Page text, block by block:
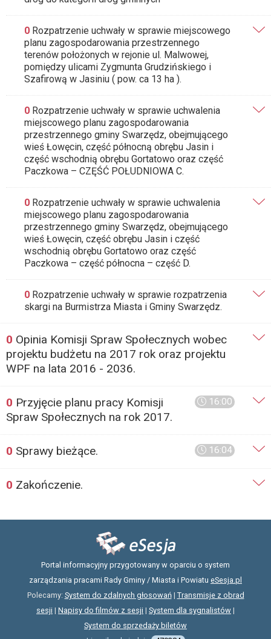
0 Rozpatrzenie uchwały w sprawie miejscowego
planu zagospodarowania przestrzennego
terenów położonych w rejonie ul. Malwowej,
pomiędzy ulicami Zygmunta Grudzińskiego i
Szafirową w Jasiniu ( pow. ca 13 ha ).
0 Rozpatrzenie uchwały w sprawie uchwalenia
miejscowego planu zagospodarowania
przestrzennego gminy Swarzędz, obejmującego
wieś Łowęcin, część północną obrębu Jasin i
część wschodnią obrębu Gortatowo oraz część
Paczkowa – CZĘŚĆ POŁUDNIOWA C.
0 Rozpatrzenie uchwały w sprawie uchwalenia
miejscowego planu zagospodarowania
przestrzennego gminy Swarzędz, obejmującego
wieś Łowęcin, część obrębu Jasin i część
wschodnią obrębu Gortatowo oraz część
Paczkowa – część północna – część D.
0 Rozpatrzenie uchwały w sprawie rozpatrzenia
skargi na Burmistrza Miasta i Gminy Swarzędz.
0 Opinia Komisji Spraw Społecznych wobec
projektu budżetu na 2017 rok oraz projektu
WPF na lata 2016 - 2036.
16:00
0 Przyjęcie planu pracy Komisji
Spraw Społecznych na rok 2017.
16:04
0 Sprawy bieżące.
0 Zakończenie.
Portal informacyjny przygotowany w oparciu o system
zarządzania pracami Rady Gminy / Miasta i Powiatu eSesja.pl
Polecamy: System do zdalnych głosowań| Transmisje z obrad
sesji | Napisy do filmów z sesji | System dla sygnalistów |
System do sprzedaży biletów